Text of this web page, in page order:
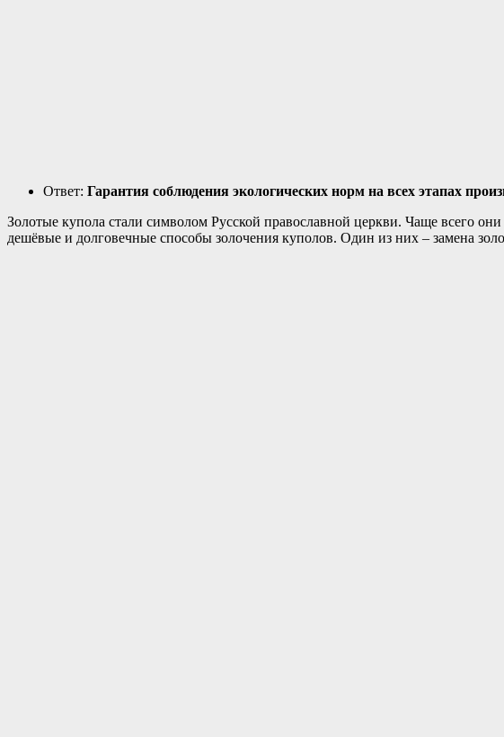
Ответ: Гарантия соблюдения экологических норм на всех этапах
Золотые купола стали символом Русской православной церкви. Чаще всего
дешёвые и долговечные способы золочения куполов. Один из них – замена